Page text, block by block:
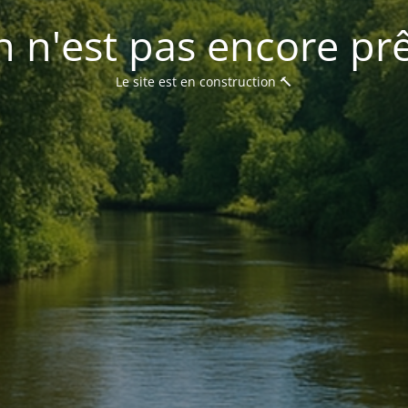
n'est pas encore
Le site est en construction 🔨